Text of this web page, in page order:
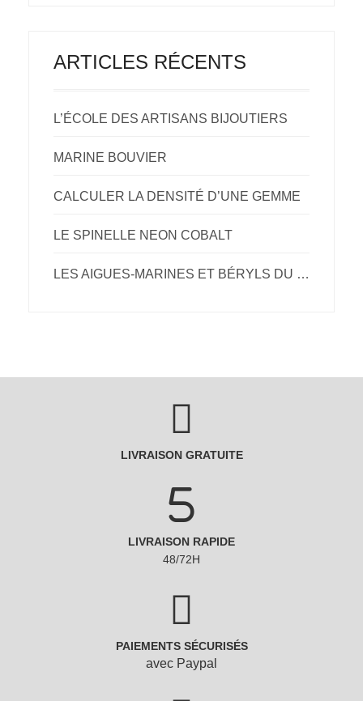
ARTICLES RÉCENTS
L’ÉCOLE DES ARTISANS BIJOUTIERS
MARINE BOUVIER
CALCULER LA DENSITÉ D’UNE GEMME
LE SPINELLE NEON COBALT
LES AIGUES-MARINES ET BÉRYLS DU NIGERIA.
LIVRAISON GRATUITE
LIVRAISON RAPIDE
48/72H
PAIEMENTS SÉCURISÉS
avec Paypal